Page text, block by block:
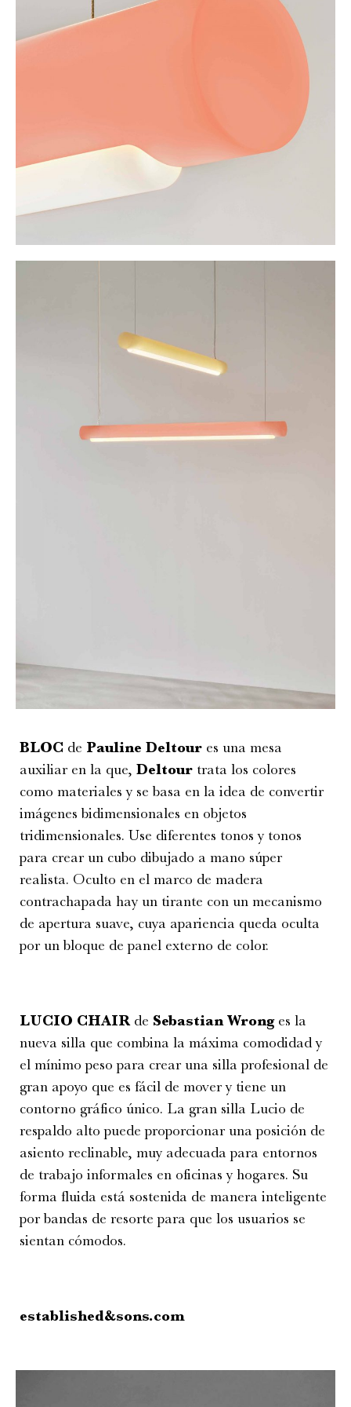
BLOC de Pauline Deltour es una mesa
auxiliar en la que, Deltour trata los colores
como materiales y se basa en la idea de convertir
imágenes bidimensionales en objetos
tridimensionales. Use diferentes tonos y tonos
para crear un cubo dibujado a mano súper
realista. Oculto en el marco de madera
contrachapada hay un tirante con un mecanismo
de apertura suave, cuya apariencia queda oculta
por un bloque de panel externo de color.
LUCIO CHAIR de Sebastian Wronges la
nueva silla que combina la máxima comodidad y
el mínimo peso para crear una silla profesional de
gran apoyo que es fácil de mover y tiene un
contorno gráfico único. La gran silla Lucio de
respaldo alto puede proporcionar una posición de
asiento reclinable, muy adecuada para entornos
de trabajo informales en oficinas y hogares. Su
forma fluida está sostenida de manera inteligente
por bandas de resorte para que los usuarios se
sientan cómodos.
established&sons.com